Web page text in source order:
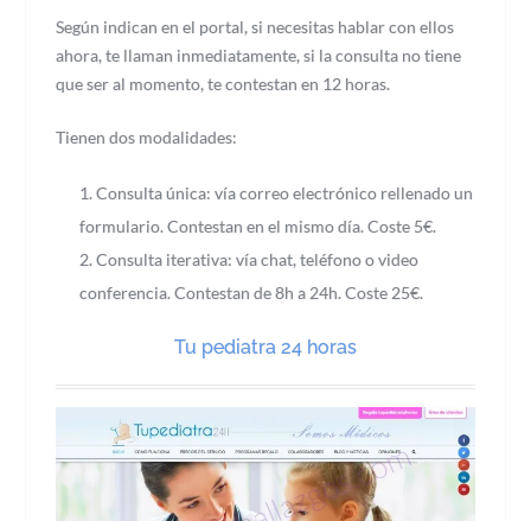
Según indican en el portal, si necesitas hablar con ellos
ahora, te llaman inmediatamente, si la consulta no tiene
que ser al momento, te contestan en 12 horas.
Tienen dos modalidades:
Consulta única: vía correo electrónico rellenado un
formulario. Contestan en el mismo día. Coste 5€.
Consulta iterativa: vía chat, teléfono o video
conferencia. Contestan de 8h a 24h. Coste 25€.
Tu pediatra 24 horas